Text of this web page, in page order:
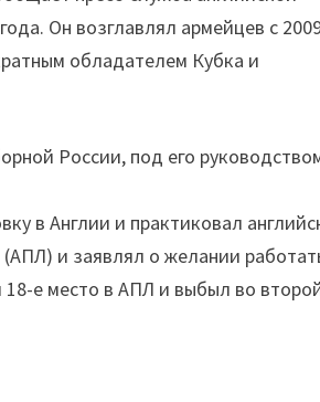
Он возглавлял армейцев с
обладателем Кубка и
России, под его
в Англии и практиковал
и заявлял о желании
е место в АПЛ и выбыл во